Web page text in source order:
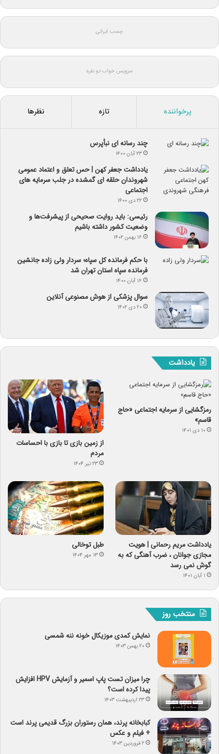
چسب ایرانی
سرویس خواب دو نفره
پرخواننده تازه نظرها
چند رسانه ای نبأپرس
۲۳ آبان ۱۴۰۰
یادداشت جعفر کهن | حس تعلق و اعتماد عمومی
شهروندان حلقه ای گمشده در جلب سرمایه های
اجتماعی
۲۲ دی ۱۴۰۰
رئیسی: باید روایت صحیحی از پیشرفت‌ها و
وضعیت کشور داشته باشیم
۱۶ بهمن ۱۴۰۲
با حکم فرمانده کل سپاه؛ سردار ولی زاده جانشین
فرمانده سپاه استان تهران شد
۱۶ آبان ۱۴۰۰
سوال پزشکی از هوش مصنوعی آنلاین
۲۰ دی ۱۴۰۲
یادداشت
رمزگشایی از سرمایه‌ اجتماعی «حاج
قاسم»
۱۰ دی ۱۴۰۱
از زمین بازی تا بازی با احساسات
مردم
۲۳ تیر ۱۴۰۴
یادداشت مریم رحمانی | هویت
مجازی جوانان ، ضرب آهنگی که به
گوش نمی رسد
۱ آبان ۱۴۰۱
طبل توخالی
۱۳ مهر ۱۴۰۴
منتخب روز
نمایش کمدی موزیکال خونه ننه شمسی
۲۰ بهمن ۱۴۰۳
چرا میزان تست پاپ اسمیر و آزمایش HPV افزایش
پیدا کرده است؟
۲۳ اردیبهشت ۱۴۰۳
کبابخانه پرند، همان رستوران بزرگ قدیمی پرند است
+ فیلم و عکس
۲ فروردین ۱۴۰۳